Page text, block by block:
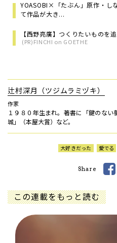
YOASOBI×「たぶん」原作・し
て作品が大き...
【西野亮廣】つくりたいものを
(PR)FINCHI on GOETHE
辻村深月（ツジムラミヅキ）
作家
１９８０年生まれ。著書に「鍵のな
城」（本屋大賞）など。
大好きだった 愛でる
Share
この連載をもっと読む